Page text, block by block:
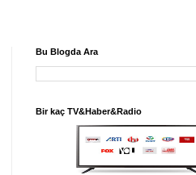
Bu Blogda Ara
Bir kaç TV&Haber&Radio